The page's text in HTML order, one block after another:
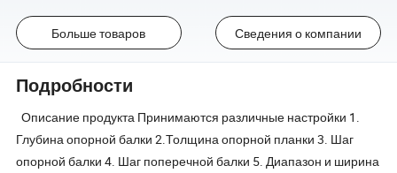
Больше товаров Сведения о компании
Подробности
Описание продукта Принимаются различные настройки 1.
Глубина опорной балки 2.Толщина опорной планки 3. Шаг
опорной балки 4. Шаг поперечной балки 5. Диапазон и ширина